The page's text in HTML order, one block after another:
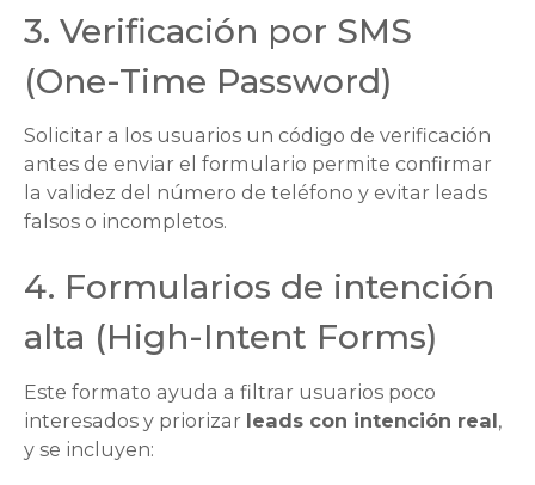
3. Verificación por SMS
(One-Time Password)
Solicitar a los usuarios un código de verificación
antes de enviar el formulario permite confirmar
la validez del número de teléfono y evitar leads
falsos o incompletos.
4. Formularios de intención
alta (High-Intent Forms)
Este formato ayuda a filtrar usuarios poco
interesados y priorizar leads con intención real,
y se incluyen: